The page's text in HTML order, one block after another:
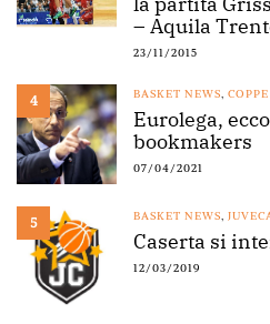
– Aquila
23/11/2015
4 BASKET NEWS,
Eurolega,
bookmakers
07/04/2021
5 BASKET NEWS,
Caserta si
12/03/2019